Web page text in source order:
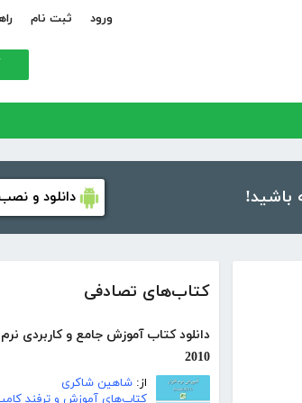
ورود ثبت نام
دانلود و
کتاب‌های تصادفی
2010
از: شاهین شاکری
کتاب‌های آموزش و ترفند